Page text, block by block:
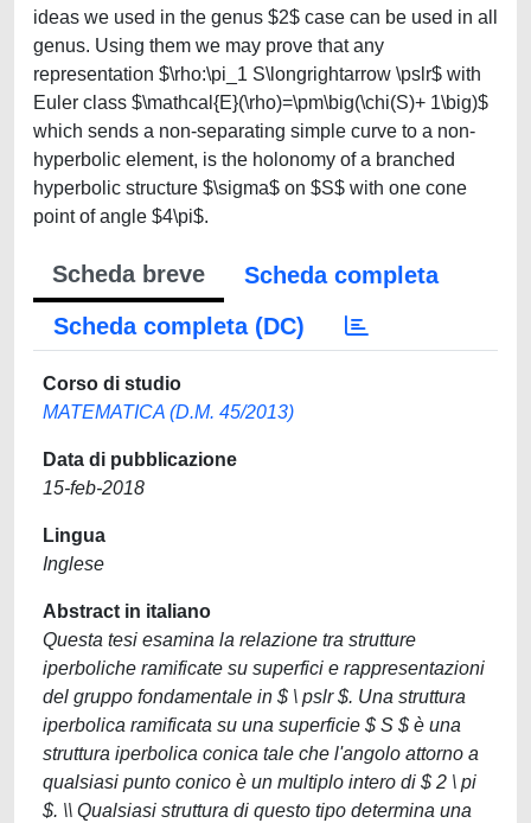
ideas we used in the genus $2$ case can be used in all
genus. Using them we may prove that any
representation $\rho:\pi_1 S\longrightarrow \pslr$ with
Euler class $\mathcal{E}(\rho)=\pm\big(\chi(S)+ 1\big)$
which sends a non-separating simple curve to a non-
hyperbolic element, is the holonomy of a branched
hyperbolic structure $\sigma$ on $S$ with one cone
point of angle $4\pi$.
Scheda breve
Scheda completa
Scheda completa (DC)
Corso di studio
MATEMATICA (D.M. 45/2013)
Data di pubblicazione
15-feb-2018
Lingua
Inglese
Abstract in italiano
Questa tesi esamina la relazione tra strutture
iperboliche ramificate su superfici e rappresentazioni
del gruppo fondamentale in $ \ pslr $. Una struttura
iperbolica ramificata su una superficie $ S $ è una
struttura iperbolica conica tale che l'angolo attorno a
qualsiasi punto conico è un multiplo intero di $ 2 \ pi
$. \\ Qualsiasi struttura di questo tipo determina una